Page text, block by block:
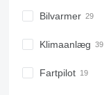
Bilvarmer
Klimaanlæg
Fartpilot